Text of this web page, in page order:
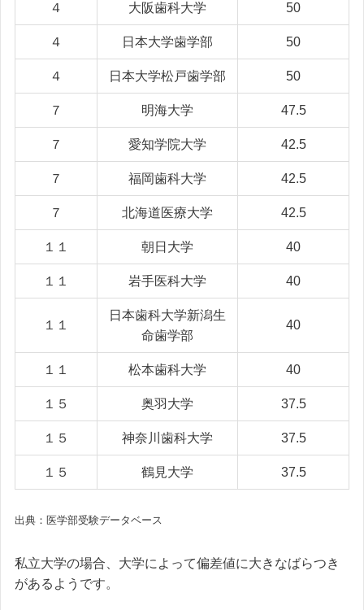
４ 大阪歯科大学 50
４ 日本大学歯学部 50
４ 日本大学松戸歯学部 50
７ 明海大学 47.5
７ 愛知学院大学 42.5
７ 福岡歯科大学 42.5
７ 北海道医療大学 42.5
１１ 朝日大学 40
１１ 岩手医科大学 40
１１
日本歯科大学新潟生
命歯学部
40
１１ 松本歯科大学 40
１５ 奥羽大学 37.5
１５ 神奈川歯科大学 37.5
１５ 鶴見大学 37.5
出典：医学部受験データベース
私立大学の場合、大学によって偏差値に大きなばらつき
があるようです。